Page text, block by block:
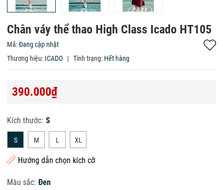
Chân váy thể thao High Class Icado HT105
Mã:Đang cập nhật
Thương hiệu: ICADO | Tình trạng: Hết hàng
390.000₫
Kích thước: S
S M L XL
Hướng dẫn chọn kích cỡ
Màu sắc: Đen